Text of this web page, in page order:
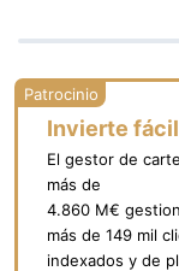
Invierte
El gestor de
más de
4.860 M€
más de 149 mil
indexados y de